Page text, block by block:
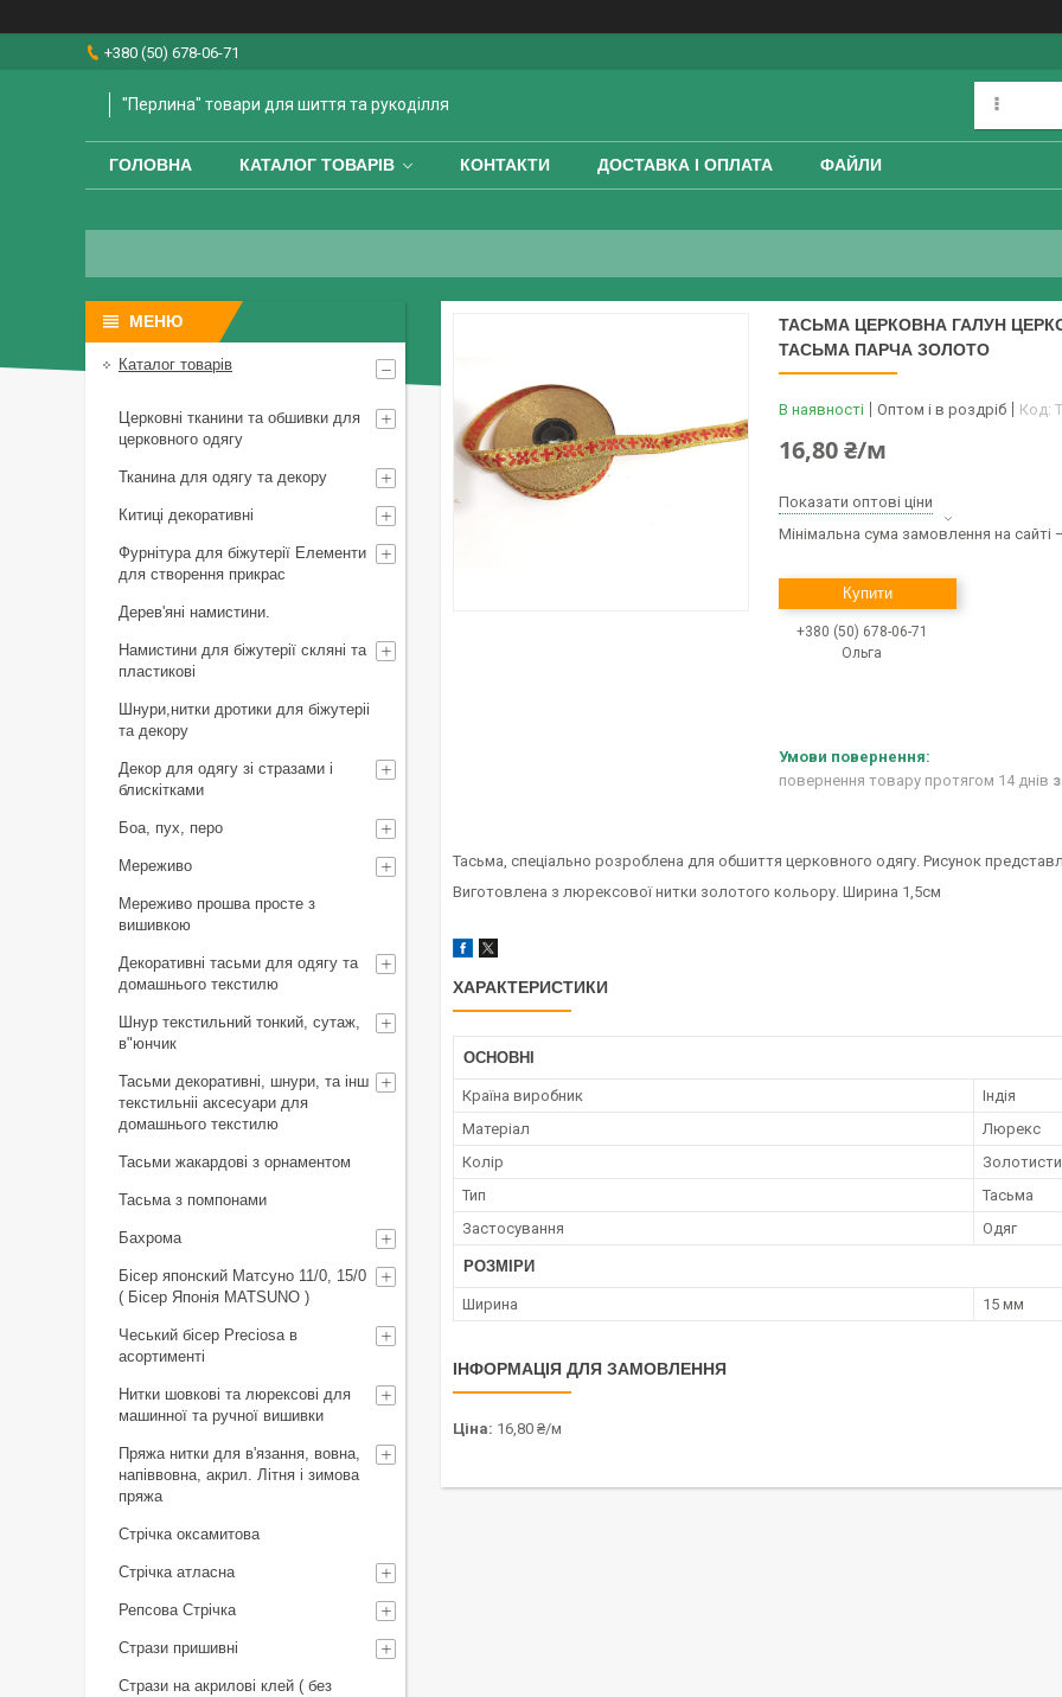
+380 (50) 678-06-71
"Перлина" товари для шиття та рукоділля
ГОЛОВНА КАТАЛОГ ТОВАРІВ КОНТАКТИ ДОСТАВКА І ОПЛАТА ФАЙЛИ
ТАСЬМА ЦЕРКОВНА ГАЛУН
ТАСЬМА ПАРЧА ЗОЛОТО
В наявності Оптом і в роздріб Код:
16,80 ₴/м
Показати оптові ціни
Мінімальна сума замовлення на сайті
Купити
+380 (50) 678-06-71
Ольга
повернення товару протягом 14 днів
Тасьма, спеціально розроблена для обшиття церковного одягу. Рисунок
Виготовлена з люрексової нитки золотого кольору. Ширина 1,5см
ХАРАКТЕРИСТИКИ
ОСНОВНІ
Країна виробник
Індія
Матеріал
Люрекс
Колір
Тип
Тасьма
Застосування
Одяг
РОЗМІРИ
Ширина 15 мм
ІНФОРМАЦІЯ ДЛЯ ЗАМОВЛЕННЯ
Ціна: 16,80 ₴/м
Каталог товарів
Церковні тканини та обшивки для
церковного одягу
Тканина для одягу та декору
Китиці декоративні
Фурнітура для біжутерії Елементи
для створення прикрас
Дерев'яні намистини.
Намистини для біжутерії скляні та
пластикові
Шнури,нитки дротики для біжутеріі
та декору
Декор для одягу зі стразами і
блискітками
Боа, пух, перо
Мереживо
Мереживо прошва просте з
вишивкою
Декоративні тасьми для одягу та
домашнього текстилю
Шнур текстильний тонкий, сутаж,
в"юнчик
Тасьми декоративні, шнури, та інш
текстильніі аксесуари для
домашнього текстилю
Тасьми жакардові з орнаментом
Тасьма з помпонами
Бахрома
Бісер японский Матсуно 11/0, 15/0
( Бісер Японія MATSUNO )
Чеський бісер Preciosa в
асортименті
Нитки шовкові та люрексові для
машинної та ручної вишивки
Пряжа нитки для в'язання, вовна,
напіввовна, акрил. Літня і зимова
пряжа
Стрічка оксамитова
Стрічка атласна
Репсова Стрічка
Стрази пришивні
Стрази на акрилові клей ( без